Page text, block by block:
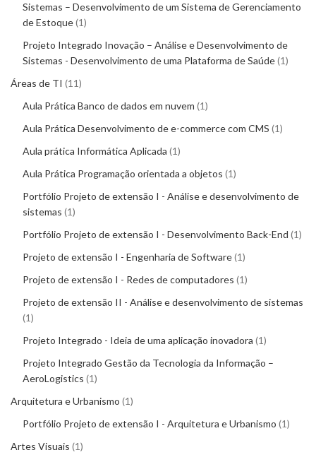
Sistemas – Desenvolvimento de um Sistema de Gerenciamento
de Estoque 1
Projeto Integrado Inovação – Análise e Desenvolvimento de
Sistemas - Desenvolvimento de uma Plataforma de Saúde 1
Áreas de TI 11
Aula Prática Banco de dados em nuvem 1
Aula Prática Desenvolvimento de e-commerce com CMS 1
Aula prática Informática Aplicada 1
Aula Prática Programação orientada a objetos 1
Portfólio Projeto de extensão I - Análise e desenvolvimento de
sistemas 1
Portfólio Projeto de extensão I - Desenvolvimento Back-End 1
Projeto de extensão I - Engenharia de Software 1
Projeto de extensão I - Redes de computadores 1
Projeto de extensão II - Análise e desenvolvimento de sistemas
1
Projeto Integrado - Ideia de uma aplicação inovadora 1
Projeto Integrado Gestão da Tecnologia da Informação –
AeroLogistics 1
Arquitetura e Urbanismo 1
Portfólio Projeto de extensão I - Arquitetura e Urbanismo 1
Artes Visuais 1